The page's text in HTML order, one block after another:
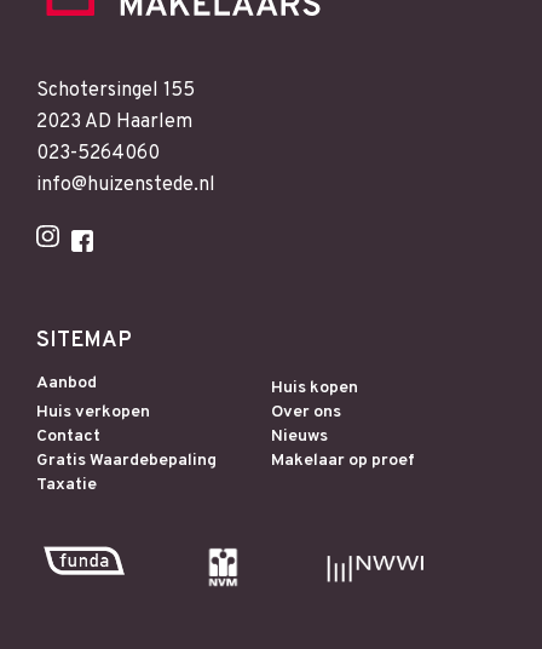
Schotersingel 155
2023 AD Haarlem
023-5264060
info@huizenstede.nl
SITEMAP
Aanbod
Huis kopen
Huis verkopen
Over ons
Contact
Nieuws
Gratis Waardebepaling
Makelaar op proef
Taxatie